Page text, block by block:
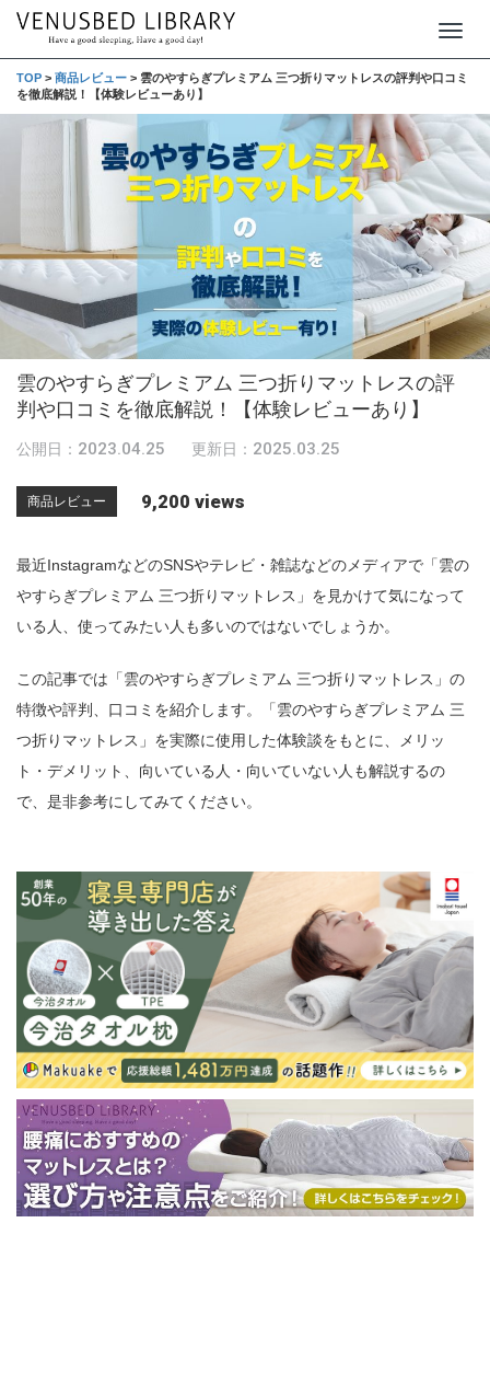
o
e
n
a
v
i
g
a
TOP > 商品レビュー > 雲のやすらぎプレミアム 三つ折りマットレスの評判や口コミ
を徹底解説！【体験レビューあり】
雲のやすらぎプレミアム 三つ折りマットレスの評
判や口コミを徹底解説！【体験レビューあり】
公開日： 2023.04.25 更新日： 2025.03.25
商品レビュー 9,200 views
最近InstagramなどのSNSやテレビ・雑誌などのメディアで「雲の
やすらぎプレミアム 三つ折りマットレス」を見かけて気になって
いる人、使ってみたい人も多いのではないでしょうか。
この記事では「雲のやすらぎプレミアム 三つ折りマットレス」の
特徴や評判、口コミを紹介します。「雲のやすらぎプレミアム 三
つ折りマットレス」を実際に使用した体験談をもとに、メリッ
ト・デメリット、向いている人・向いていない人も解説するの
で、是非参考にしてみてください。